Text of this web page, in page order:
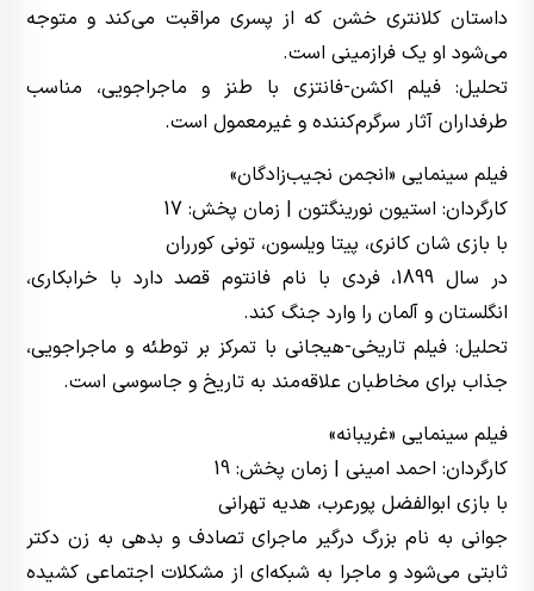
داستان کلانتری خشن که از پسری مراقبت می‌کند و متوجه
می‌شود او یک فرازمینی است.
تحلیل: فیلم اکشن-فانتزی با طنز و ماجراجویی، مناسب
طرفداران آثار سرگرم‌کننده و غیرمعمول است.
فیلم سینمایی «انجمن نجیب‌زادگان»
کارگردان: استیون نورینگتون | زمان پخش: 17
با بازی شان کانری، پیتا ویلسون، تونی کورران
در سال 1899، فردی با نام فانتوم قصد دارد با خرابکاری،
انگلستان و آلمان را وارد جنگ کند.
تحلیل: فیلم تاریخی-هیجانی با تمرکز بر توطئه و ماجراجویی،
جذاب برای مخاطبان علاقه‌مند به تاریخ و جاسوسی است.
فیلم سینمایی «غریبانه»
کارگردان: احمد امینی | زمان پخش: 19
با بازی ابوالفضل پورعرب، هدیه تهرانی
جوانی به نام بزرگ درگیر ماجرای تصادف و بدهی به زن دکتر
ثابتی می‌شود و ماجرا به شبکه‌ای از مشکلات اجتماعی کشیده